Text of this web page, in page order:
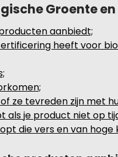
Groente
aanbiedt;
heeft voor
ze tevreden zijn met
als je product niet op
die vers en van hoge